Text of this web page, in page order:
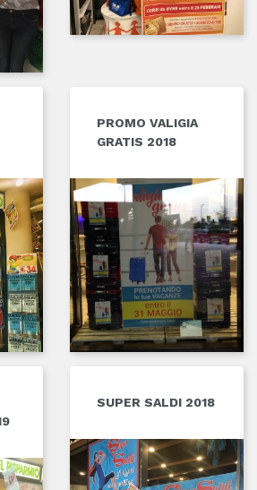
PROMO VALIGIA
GRATIS 2018
SUPER SALDI 2018